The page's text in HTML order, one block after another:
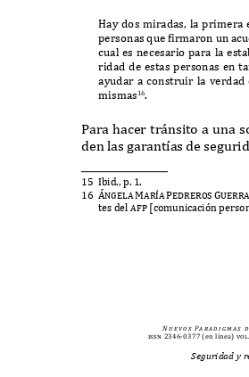
Hay dos miradas, la primera
personasquefirmaron un
cual es necesario para la
ridad de estas personas en
ayudar a construir la verdad
mismas 16.
Para hacer tránsito a una
den las garantías de
15 Ibid., p. 1.
16 ÁngelaMaría Pedreros
tes del afp [comunicación
N u e v o s Pa r a d i g m a s d
issn 2346-0377(en línea)
Seguridad y